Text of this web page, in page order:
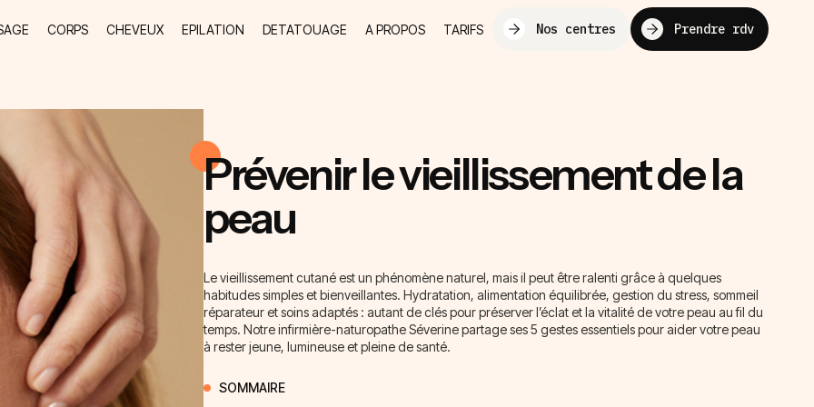
CORPS CHEVEUX EPILATION DETATOUAGE A PROPOS TARIFS Nos centres Prendre rdv
Prévenir le vieillissement de la
peau
Le vieillissement cutané est un phénomène naturel, mais il peut être ralenti grâce à quelques
habitudes simples et bienveillantes. Hydratation, alimentation équilibrée, gestion du stress, sommeil
réparateur et soins adaptés : autant de clés pour préserver l’éclat et la vitalité de votre peau au fil du
temps. Notre infirmière-naturopathe Séverine partage ses 5 gestes essentiels pour aider votre peau
à rester jeune, lumineuse et pleine de santé.
SOMMAIRE